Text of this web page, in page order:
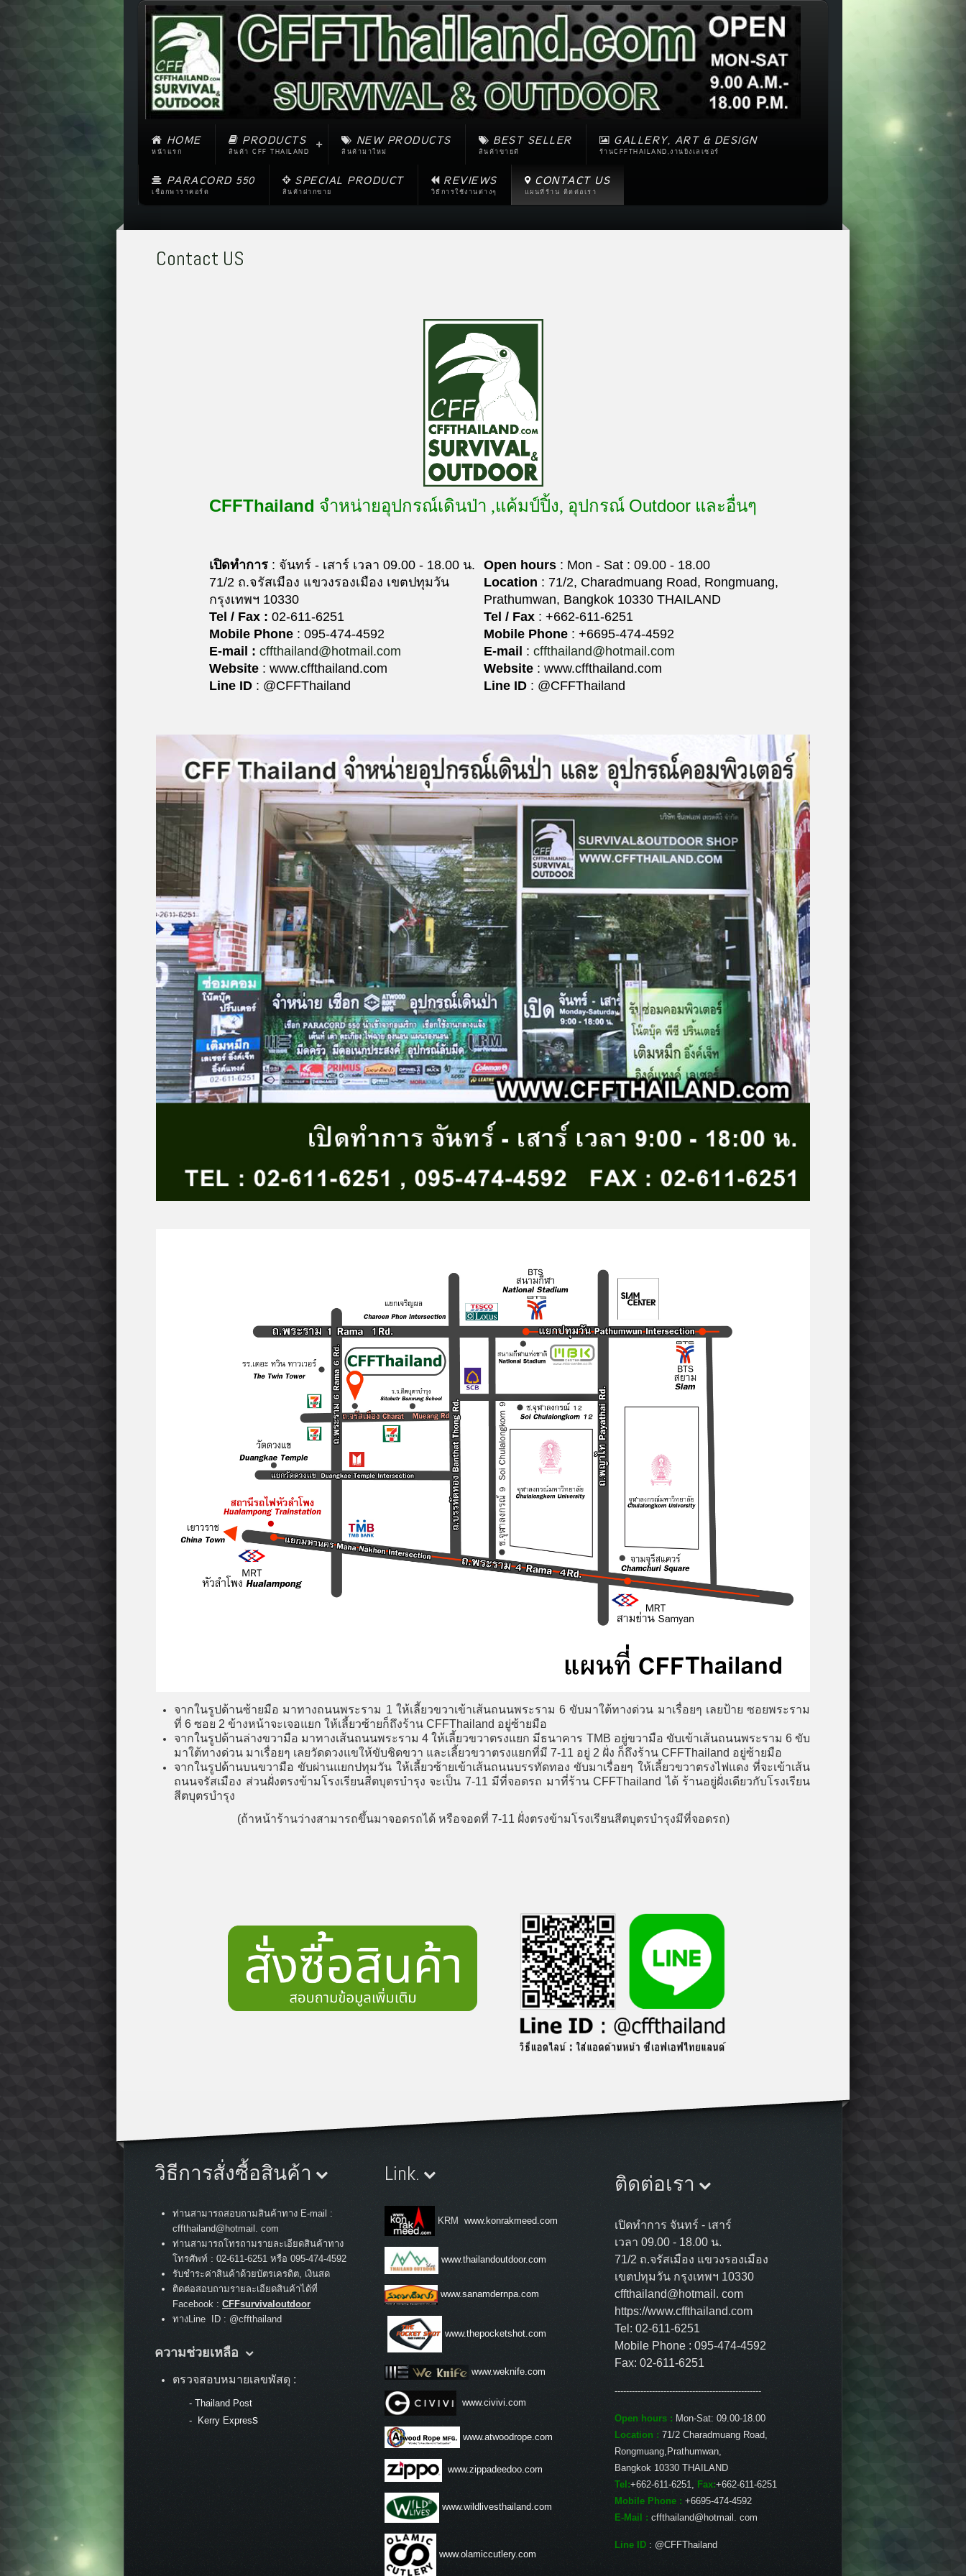
HOME
หน้าแรก
PRODUCTS
สินค้า CFF THAILAND
NEW PRODUCTS
สินค้ามาใหม่
BEST SELLER
สินค้าขายดี
GALLERY, ART & DESIGN
ร้านCFFTHAILAND,งานยิงเลเซอร์
PARACORD 550
เชือกพาราคอร์ด
SPECIAL PRODUCT
สินค้าฝากขาย
REVIEWS
วิธีการใช้งานต่างๆ
CONTACT US
แผนที่ร้าน ติดต่อเรา
Contact US
CFFThailand จำหน่ายอุปกรณ์เดินป่า ,แค้มป์ปิ้ง, อุปกรณ์ Outdoor และอื่นๆ
เปิดทำการ : จันทร์ - เสาร์ เวลา 09.00 - 18.00 น.
71/2 ถ.จรัสเมือง แขวงรองเมือง เขตปทุมวัน
กรุงเทพฯ 10330
Tel / Fax : 02-611-6251
Mobile Phone : 095-474-4592
E-mail : cffthailand@hotmail.com
Website : www.cffthailand.com
Line ID : @CFFThailand
Open hours : Mon - Sat : 09.00 - 18.00
Location : 71/2, Charadmuang Road, Rongmuang,
Prathumwan, Bangkok 10330 THAILAND
Tel / Fax : +662-611-6251
Mobile Phone : +6695-474-4592
E-mail : cffthailand@hotmail.com
Website : www.cffthailand.com
Line ID : @CFFThailand
จากในรูปด้านซ้ายมือ มาทางถนนพระราม 1 ให้เลี้ยวขวาเข้าเส้นถนนพระราม 6 ขับมาใต้ทางด่วน มาเรื่อยๆ เลยป้าย ซอยพระราม
ที่ 6 ซอย 2 ข้างหน้าจะเจอแยก ให้เลี้ยวซ้ายก็ถึงร้าน CFFThailand อยู่ซ้ายมือ
จากในรูปด้านล่างขวามือ มาทางเส้นถนนพระราม 4 ให้เลี้ยวขวาตรงแยก มีธนาคาร TMB อยู่ขวามือ ขับเข้าเส้นถนนพระราม 6 ขับ
มาใต้ทางด่วน มาเรื่อยๆ เลยวัดดวงแขให้ขับชิดขวา และเลี้ยวขวาตรงแยกที่มี 7-11 อยู่ 2 ฝั่ง ก็ถึงร้าน CFFThailand อยู่ซ้ายมือ
จากในรูปด้านบนขวามือ ขับผ่านแยกปทุมวัน ให้เลี้ยวซ้ายเข้าเส้นถนนบรรทัดทอง ขับมาเรื่อยๆ ให้เลี้ยวขวาตรงไฟแดง ที่จะเข้าเส้น
ถนนจรัสเมือง ส่วนฝั่งตรงข้ามโรงเรียนสีตบุตรบำรุง จะเป็น 7-11 มีที่จอดรถ มาที่ร้าน CFFThailand ได้ ร้านอยู่ฝั่งเดียวกับโรงเรียน
สีตบุตรบำรุง
(ถ้าหน้าร้านว่างสามารถขึ้นมาจอดรถได้ หรือจอดที่ 7-11 ฝั่งตรงข้ามโรงเรียนสีตบุตรบำรุงมีที่จอดรถ)
วิธีการสั่งซื้อสินค้า
ท่านสามารถสอบถามสินค้าทาง E-mail :
cffthailand@hotmail. com
ท่านสามารถโทรถามรายละเอียดสินค้าทาง
โทรศัพท์ : 02-611-6251 หรือ 095-474-4592
รับชำระค่าสินค้าด้วยบัตรเครดิต, เงินสด
ติดต่อสอบถามรายละเอียดสินค้าได้ที่
Facebook : CFFsurvivaloutdoor
ทางLine ID : @cffthailand
ความช่วยเหลือ
ตรวจสอบหมายเลขพัสดุ :
- Thailand Post
- Kerry Express
Link.
KRM www.konrakmeed.com
www.thailandoutdoor.com
www.sanamdernpa.com
www.thepocketshot.com
www.weknife.com
www.civivi.com
www.atwoodrope.com
www.zippadeedoo.com
www.wildlivesthailand.com
www.olamiccutlery.com
ติดต่อเรา
เปิดทำการ จันทร์ - เสาร์
เวลา 09.00 - 18.00 น.
71/2 ถ.จรัสเมือง แขวงรองเมือง
เขตปทุมวัน กรุงเทพฯ 10330
cffthailand@hotmail. com
https://www.cffthailand.com
Tel: 02-611-6251
Mobile Phone : 095-474-4592
Fax: 02-611-6251
---------------------------------------------------
Open hours : Mon-Sat: 09.00-18.00
Location : 71/2 Charadmuang Road,
Rongmuang,Prathumwan,
Bangkok 10330 THAILAND
Tel:+662-611-6251, Fax:+662-611-6251
Mobile Phone : +6695-474-4592
E-Mail : cffthailand@hotmail. com
Line ID : @CFFThailand